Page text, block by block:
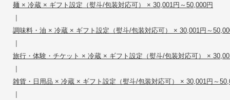
麺 × 冷蔵 × ギフト設定（熨斗/包装対応可） × 30,001円～50,000円
|
調味料・油 × 冷蔵 × ギフト設定（熨斗/包装対応可） × 30,001円～
|
旅行・体験・チケット × 冷蔵 × ギフト設定（熨斗/包装対応可） ×
|
雑貨・日用品 × 冷蔵 × ギフト設定（熨斗/包装対応可） × 30,001円～
|